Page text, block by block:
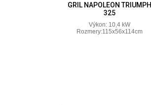
GRIL NAPOLEON TRIUMPH
325
Výkon: 10,4 kW
Rozmery:115x56x114cm